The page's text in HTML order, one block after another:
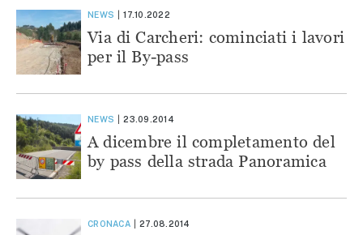
NEWS 17.10.2022
Via di Carcheri: cominciati i lavori
per il By-pass
NEWS 23.09.2014
A dicembre il completamento del
by pass della strada Panoramica
CRONACA 27.08.2014